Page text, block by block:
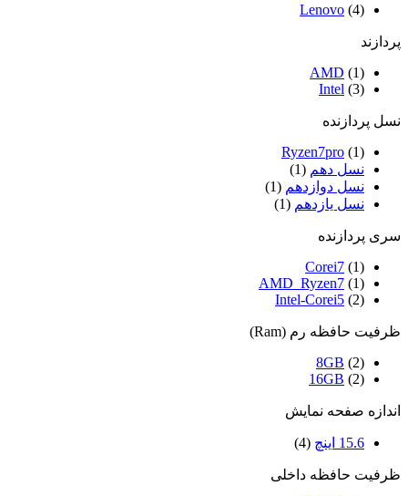
Lenovo (4)
پردازند
AMD (1)
Intel (3)
نسل پردازنده
Ryzen7pro (1)
نسل دهم (1)
نسل دوازدهم (1)
نسل یازدهم (1)
سری پردازنده
Corei7 (1)
AMD_Ryzen7 (1)
Intel-Corei5 (2)
ظرفیت حافظه رم (Ram)
8GB (2)
16GB (2)
اندازه صفحه نمایش
15.6 اینچ (4)
ظرفیت حافظه داخلی